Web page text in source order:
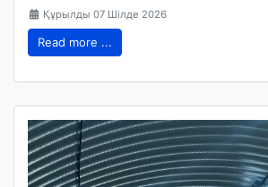
Құрылды 07 Шілде 2026
Read more ...